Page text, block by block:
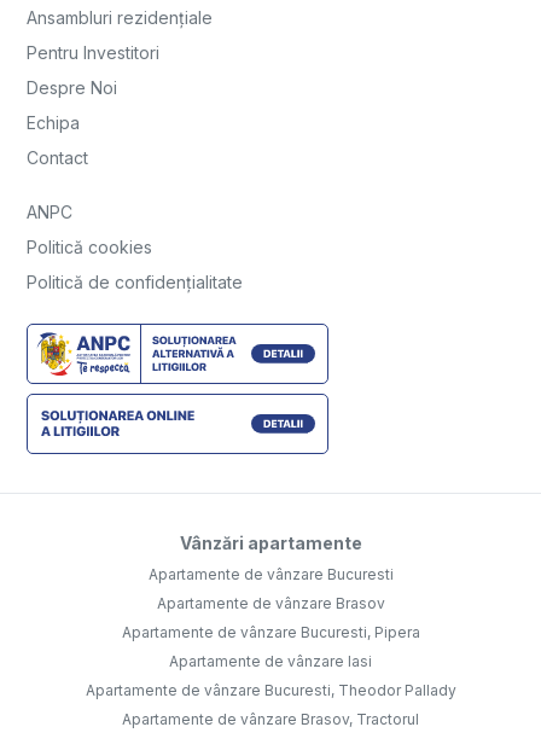
Ansambluri rezidențiale
Pentru Investitori
Despre Noi
Echipa
Contact
ANPC
Politică cookies
Politică de confidențialitate
Vânzări apartamente
Apartamente de vânzare Bucuresti
Apartamente de vânzare Brasov
Apartamente de vânzare Bucuresti, Pipera
Apartamente de vânzare Iasi
Apartamente de vânzare Bucuresti, Theodor Pallady
Apartamente de vânzare Brasov, Tractorul